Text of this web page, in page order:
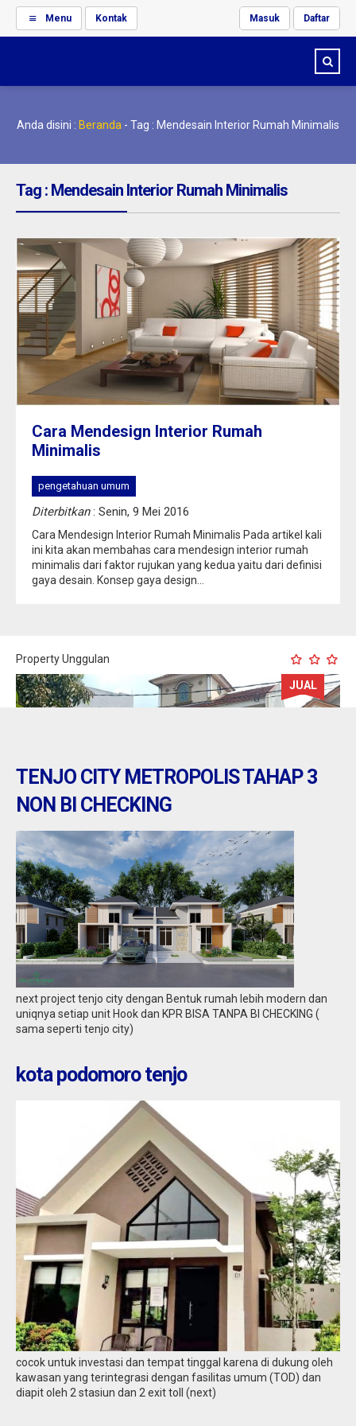
Menu Kontak Masuk Daftar
Anda disini : Beranda - Tag : Mendesain Interior Rumah Minimalis
Tag : Mendesain Interior Rumah Minimalis
Cara Mendesign Interior Rumah
Minimalis
pengetahuan umum
Diterbitkan: Senin, 9 Mei 2016
Cara Mendesign Interior Rumah Minimalis Pada artikel kali
ini kita akan membahas cara mendesign interior rumah
minimalis dari faktor rujukan yang kedua yaitu dari definisi
gaya desain. Konsep gaya design...
Property Unggulan
JUAL
Tangerang : rumah di villa tomang baru
Jual 1,30 M
TENJO CITY METROPOLIS TAHAP 3
NON BI CHECKING
next project tenjo city dengan Bentuk rumah lebih modern dan
uniqnya setiap unit Hook dan KPR BISA TANPA BI CHECKING (
sama seperti tenjo city)
kota podomoro tenjo
cocok untuk investasi dan tempat tinggal karena di dukung oleh
kawasan yang terintegrasi dengan fasilitas umum (TOD) dan
diapit oleh 2 stasiun dan 2 exit toll (next)